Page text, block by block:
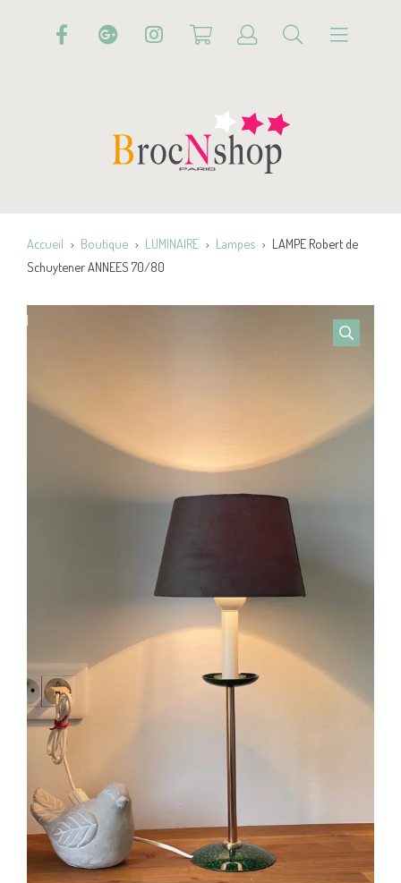
Accueil Boutique LUMINAIRE Lampes
LAMPE Robert de
Schuytener ANNEES 70/80